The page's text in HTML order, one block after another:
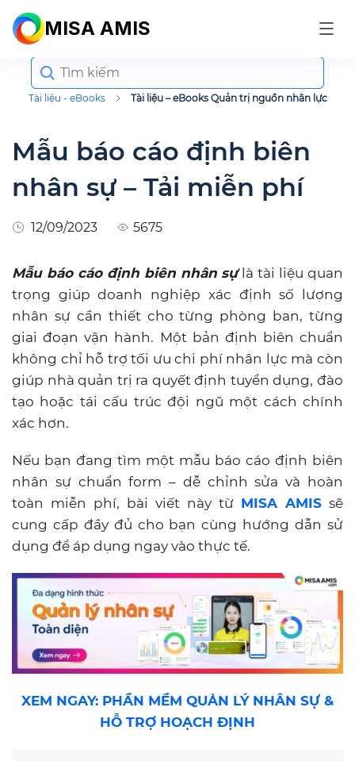
MISA AMIS
Tài liệu - eBooks Tài liệu – eBooks Quản trị nguồn nhân lực
Search
for:
Mẫu báo cáo định biên
nhân sự – Tải miễn phí
12/09/2023 5675
Mẫu báo cáo định biên nhân sựlà tài liệu quan
trọng giúp doanh nghiệp xác định số lượng
nhân sự cần thiết cho từng phòng ban, từng
giai đoạn vận hành. Một bản định biên chuẩn
không chỉ hỗ trợ tối ưu chi phí nhân lực mà còn
giúp nhà quản trị ra quyết định tuyển dụng, đào
tạo hoặc tái cấu trúc đội ngũ một cách chính
xác hơn.
Nếu bạn đang tìm một mẫu báo cáo định biên
nhân sự chuẩn form – dễ chỉnh sửa và hoàn
toàn miễn phí, bài viết này từ MISA AMIS sẽ
cung cấp đầy đủ cho bạn cùng hướng dẫn sử
dụng để áp dụng ngay vào thực tế.
XEM NGAY: PHẦN MỀM QUẢN LÝ NHÂN SỰ &
HỖ TRỢ HOẠCH ĐỊNH